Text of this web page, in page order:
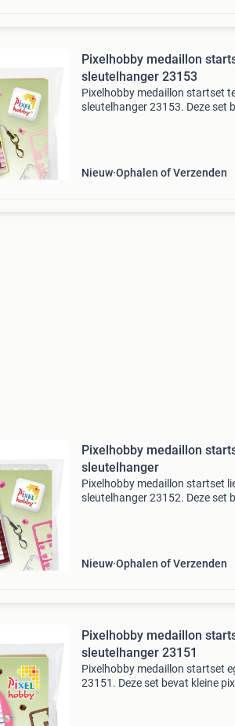
Pixelhobby medaillon
sleutelhanger 23153
Pixelhobby medaillon startset
sleutelhanger 23153. Deze set
Nieuw Ophalen of Verzenden
Pixelhobby medaillon
sleutelhanger
Pixelhobby medaillon startset
sleutelhanger 23152. Deze set
Nieuw Ophalen of Verzenden
Pixelhobby medaillon
sleutelhanger 23151
Pixelhobby medaillon startset
23151. Deze set bevat kleine